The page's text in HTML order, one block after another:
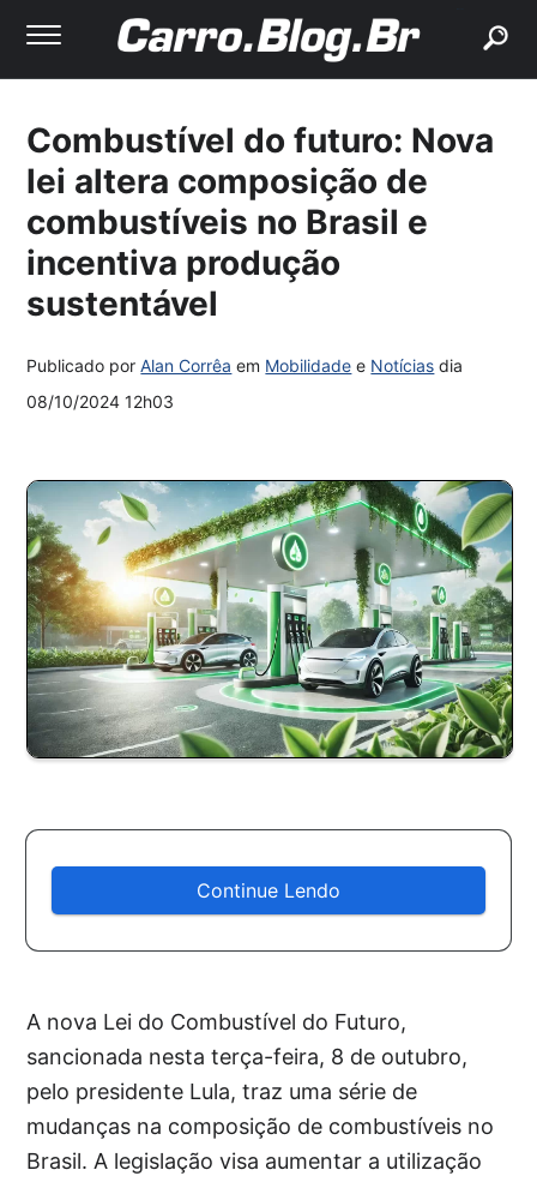
Combustível do futuro: Nova
lei altera composição de
combustíveis no Brasil e
incentiva produção
sustentável
Publicado porAlan Corrêa em Mobilidade e Notícias dia
08/10/2024 12h03
Continue Lendo
A nova Lei do Combustível do Futuro,
sancionada nesta terça-feira, 8 de outubro,
pelo presidente Lula, traz uma série de
mudanças na composição de combustíveis no
Brasil. A legislação visa aumentar a utilização